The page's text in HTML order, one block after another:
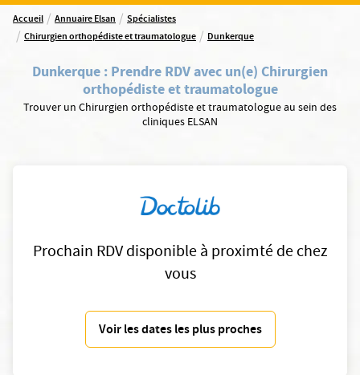
Accueil / Annuaire Elsan / Spécialistes
/ Chirurgien orthopédiste et traumatologue / Dunkerque
Dunkerque : Prendre RDV avec un(e) Chirurgien
orthopédiste et traumatologue
Trouver un Chirurgien orthopédiste et traumatologue au sein des
cliniques ELSAN
Prochain RDV disponible à proximté de chez
vous
Voir les dates les plus proches